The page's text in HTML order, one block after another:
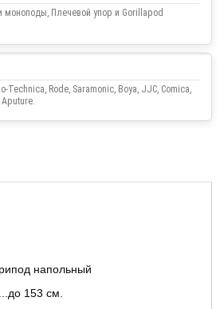
моноподы, Плечевой упор и Gorillapod
Technica, Rode, Saramonic, Boya, JJC, Comica,
напольный
153 см.